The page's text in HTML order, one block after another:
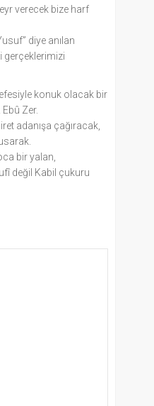
verecek bize harf
diye anılan
gerçeklerimizi
konuk olacak bir
Ebû Zer.
adanışa çağıracak,
bir yalan,
değil Kabil çukuru